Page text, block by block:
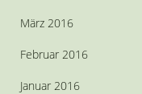
März 2016
Februar 2016
Januar 2016